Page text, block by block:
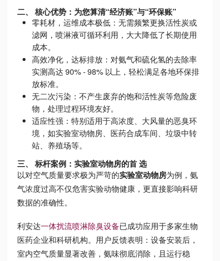
二、 核心优势：为您算清“经济账”与“环保账”
零耗材，运维成本极低：无需频繁更换活性炭或
滤网，喷淋液可循环利用，大大降低了长期使用
成本。
高效净化，达标排放：对氨气和硫化氢的去除率
实测高达 90% - 98% 以上，轻松满足各地环保排
放标准。
无二次污染：不产生废弃的饱和活性炭等危险废
物，处理过程环境友好。
适应性强：特别适用于高浓度、大风量的恶臭环
境，如实验室动物房、医药合成车间、垃圾中转
站、养殖场等。
三、 标杆案例：实验室动物房的首 选
以对空气质量要求极为严苛的实验室动物房为例，氨
气浓度过高不仅危害实验动物健康，更直接影响科研
数据的准确性。
利安达一体扰流喷淋除臭设备已成功应用于多家生物
医药企业和科研机构。用户反馈表明：设备安装后，
室内空气质量显著改善，氨味彻底消除，且运行稳